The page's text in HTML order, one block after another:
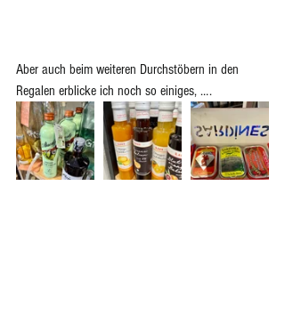
Aber auch beim weiteren Durchstöbern in den
Regalen erblicke ich noch so einiges, ….